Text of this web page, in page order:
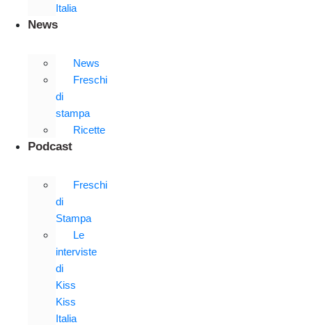
Italia
News
News
Freschi
di
stampa
Ricette
Podcast
Freschi
di
Stampa
Le
interviste
di
Kiss
Kiss
Italia